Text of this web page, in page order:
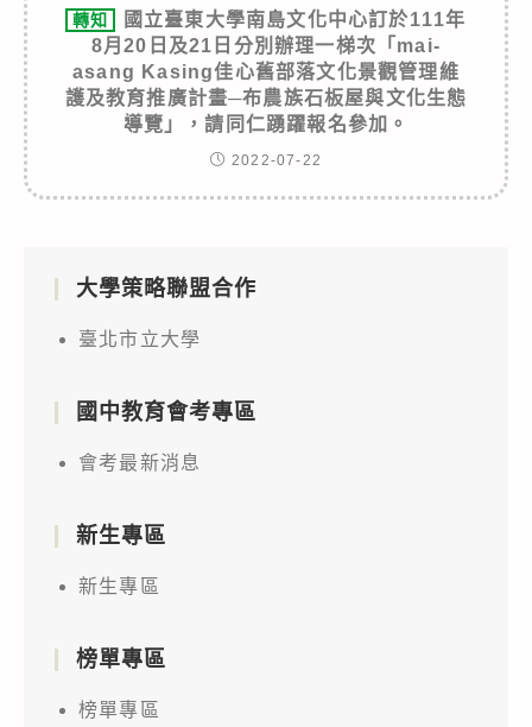
轉知
國立臺東大學南島文化中心訂於111年
8月20日及21日分別辦理一梯次「mai-
asang Kasing佳心舊部落文化景觀管理維
護及教育推廣計畫─布農族石板屋與文化生態
導覽」，請同仁踴躍報名參加。
2022-07-22
大學策略聯盟合作
臺北市立大學
國中教育會考專區
會考最新消息
新生專區
新生專區
榜單專區
榜單專區